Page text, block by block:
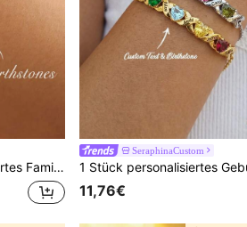
für sie | Muttertagsgeschenk | Geburtstagsgeschenk
SeraphinaCustom
11,76€